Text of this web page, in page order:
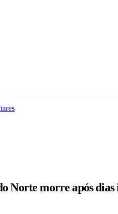
Norte morre após dias